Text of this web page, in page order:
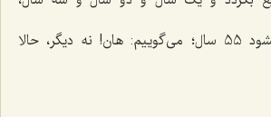
یک‌دفعه امام زمان بشود 55 سال؛ می‌گوییم: هان! نه دیگر، حالا